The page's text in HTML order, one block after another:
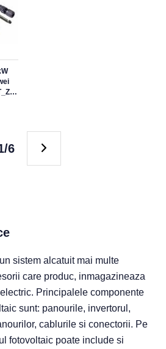
6
sistem alcatuit mai multe
care produc, inmagazineaza
Principalele componente
sunt: panourile, invertorul,
cablurile si conectorii. Pe
fotovoltaic poate include si